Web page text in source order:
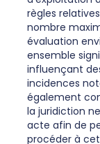
règles
nombre
évaluation
ensemble
influençant
incidences
également
la juridiction
acte afin de
procéder à